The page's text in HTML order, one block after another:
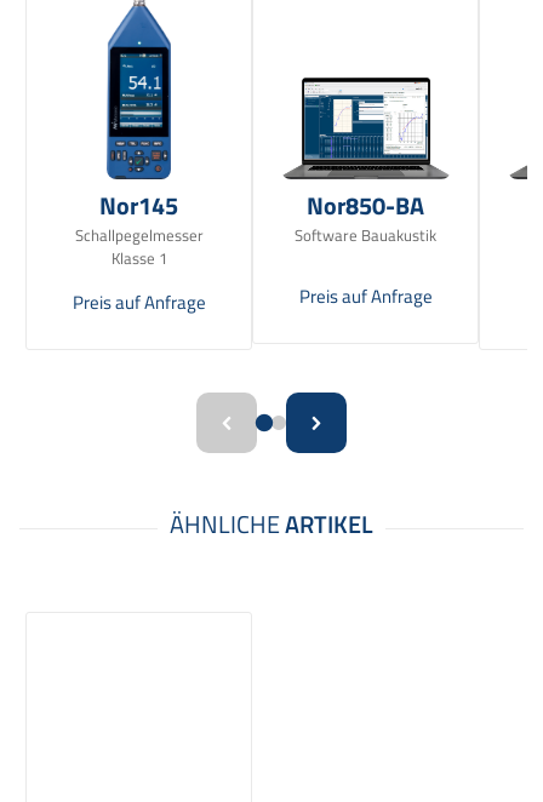
Nor145
Schallpegelmesser
Klasse 1
Preis auf Anfrage
Nor850-BA
Software Bauakustik
Preis auf Anfrage